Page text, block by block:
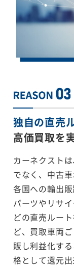
独自の直売
高価買取を
カーネクスト
でなく、中古
各国への輸出
パーツやリサ
どの直売ルー
ど、買取車両
販し利益化す
格として還元